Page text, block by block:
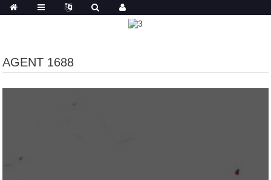
AGENT 1688